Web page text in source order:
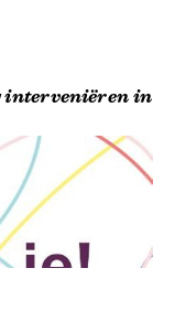
interveniëren in